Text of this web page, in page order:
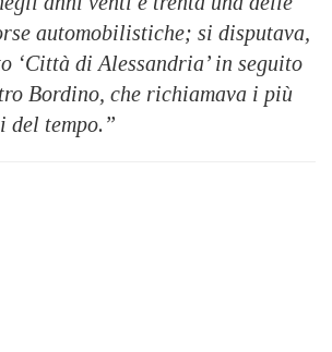
automobilistiche; si disputava,
di Alessandria’ in seguito
Bordino, che richiamava i più
tempo.”